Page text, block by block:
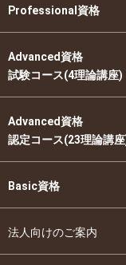
Professional資格
Advanced資格
試験コース(4理論講座)
Advanced資格
認定コース(23理論講
Basic資格
法人向けのご案内